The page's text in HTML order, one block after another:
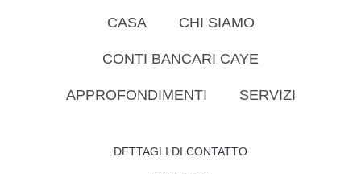
CASA CHI SIAMO
CONTI BANCARI CAYE
APPROFONDIMENTI SERVIZI
DETTAGLI DI CONTATTO